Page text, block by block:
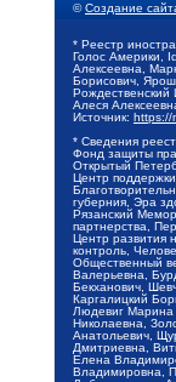
©Создание
* Реестр
Голос Америки,
Алексеевна,
Борисович,
Рождественский
Алеся
Источник: https://
* Сведения
Фонд защиты
Открытый
Центр
губерния, Эра
Рязанский
партнерства,
Центр развития
контроль,
Общественный
Валерьевна,
Бекханович,
Каргалицкий
Людевиг Марина
Николаевна,
Анатольевич,
Дмитриевна,
Елена
Владимировна,